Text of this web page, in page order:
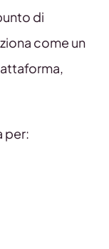
di
come un
per: